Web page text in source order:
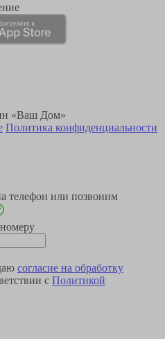
«Ваш Дом»
Политика конфиденциальности
телефон или позвоним
согласие на обработку
с Политикой